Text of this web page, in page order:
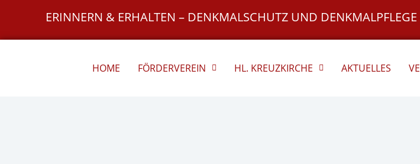
ERINNERN & ERHALTEN – DENKMALSCHUTZ UND
HOME FÖRDERVEREIN HL. KREUZKIRCHE AKTUELLES